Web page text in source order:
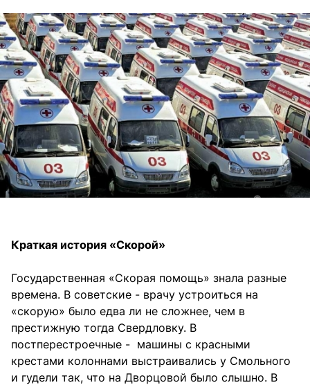
Краткая история «Скорой»
Государственная «Скорая помощь» знала разные
времена. В советские - врачу устроиться на
«скорую» было едва ли не сложнее, чем в
престижную тогда Свердловку. В
постперестроечные - машины с красными
крестами колоннами выстраивались у Смольного
и гудели так, что на Дворцовой было слышно. В